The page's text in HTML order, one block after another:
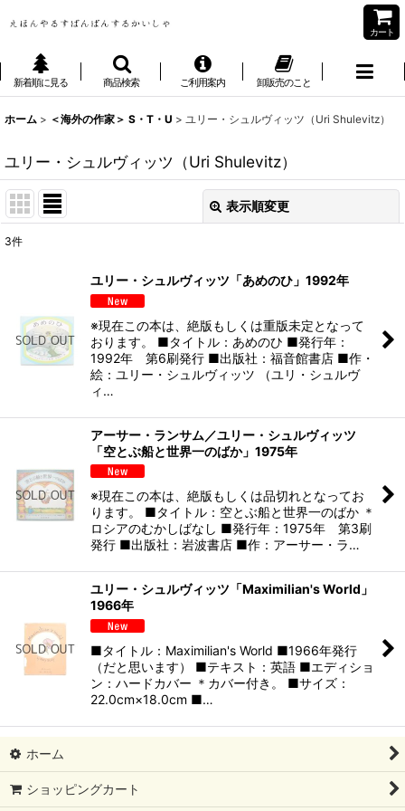
カート
新着順に見る 商品検索 ご利用案内 卸販売のこと
ホーム > ＜海外の作家＞ S・T・U > ユリー・シュルヴィッツ（Uri Shulevitz）
ユリー・シュルヴィッツ（Uri Shulevitz）
表示順変更
絞り込む
3件
ユリー・シュルヴィッツ「あめのひ」1992年
※現在この本は、絶版もしくは重版未定となって
おります。 ■タイトル：あめのひ ■発行年：
1992年 第6刷発行 ■出版社：福音館書店 ■作・
絵：ユリー・シュルヴィッツ （ユリ・シュルヴ
ィ…
アーサー・ランサム／ユリー・シュルヴィッツ
「空とぶ船と世界一のばか」1975年
※現在この本は、絶版もしくは品切れとなってお
ります。 ■タイトル：空とぶ船と世界一のばか ＊
ロシアのむかしばなし ■発行年：1975年 第3刷
発行 ■出版社：岩波書店 ■作：アーサー・ラ…
ユリー・シュルヴィッツ「Maximilian's World」
1966年
■タイトル：Maximilian's World ■1966年発行
（だと思います） ■テキスト：英語 ■エディショ
ン：ハードカバー ＊カバー付き。 ■サイズ：
22.0cm×18.0cm ■…
ホーム
ショッピングカート